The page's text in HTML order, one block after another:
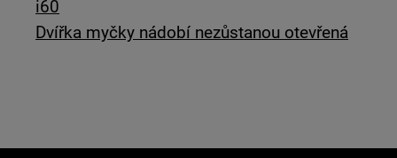
i60
Dvířka myčky nádobí nezůstanou otevřená